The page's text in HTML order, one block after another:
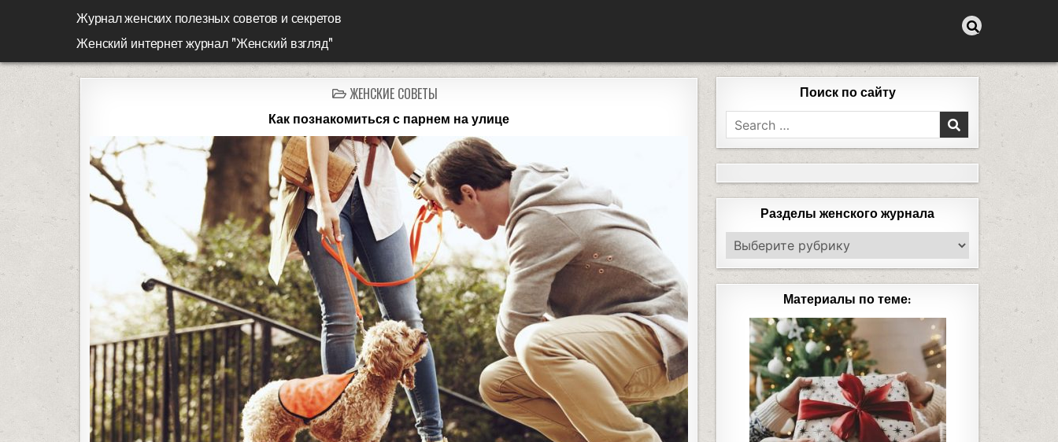
Журнал женских полезных советов и секретов
Женский интернет журнал "Женский взгляд"
ЖЕНСКИЕ СОВЕТЫ
Как познакомиться с парнем на улице
Поиск по сайту
Разделы женского журнала
Материалы по теме: